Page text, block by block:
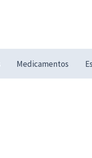
Medicamentos